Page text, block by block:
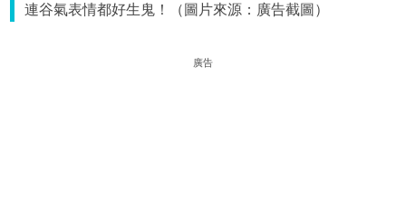
連谷氣表情都好生鬼！（圖片來源：廣告截圖）
廣告